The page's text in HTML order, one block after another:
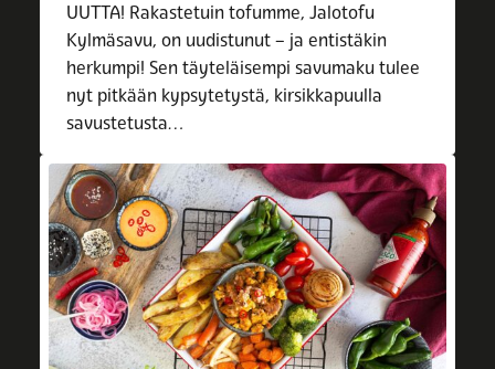
UUTTA! Rakastetuin tofumme, Jalotofu
Kylmäsavu, on uudistunut – ja entistäkin
herkumpi! Sen täyteläisempi savumaku tulee
nyt pitkään kypsytetystä, kirsikkapuulla
savustetusta…